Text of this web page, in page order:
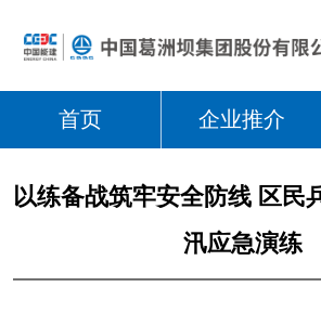
首页 企业推介
以练备战筑牢安全防线 区民
汛应急演练